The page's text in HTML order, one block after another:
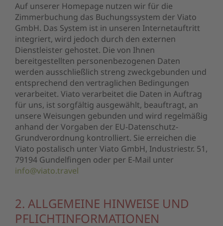
Auf unserer Homepage nutzen wir für die
Zimmerbuchung das Buchungssystem der Viato
GmbH. Das System ist in unseren Internetauftritt
integriert, wird jedoch durch den externen
Dienstleister gehostet. Die von Ihnen
bereitgestellten personenbezogenen Daten
werden ausschließlich streng zweckgebunden und
entsprechend den vertraglichen Bedingungen
verarbeitet. Viato verarbeitet die Daten in Auftrag
für uns, ist sorgfältig ausgewählt, beauftragt, an
unsere Weisungen gebunden und wird regelmäßig
anhand der Vorgaben der EU-Datenschutz-
Grundverordnung kontrolliert. Sie erreichen die
Viato postalisch unter Viato GmbH, Industriestr. 51,
79194 Gundelfingen oder per E-Mail unter
info@viato.travel
2. ALLGEMEINE HINWEISE UND
PFLICHTINFORMATIONEN